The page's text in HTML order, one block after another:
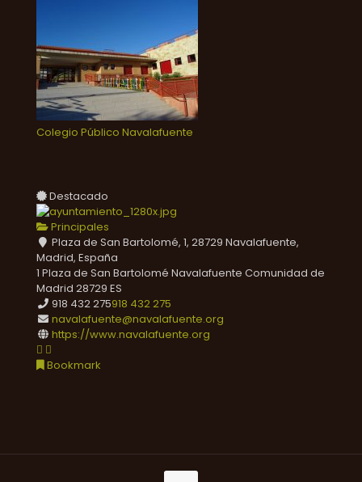
Colegio Público Navalafuente
Destacado
Principales
Plaza de San Bartolomé, 1, 28729 Navalafuente,
Madrid, España
1 Plaza de San Bartolomé Navalafuente Comunidad de
Madrid 28729 ES
918 432 275918 432 275
navalafuente@navalafuente.org
https://www.navalafuente.org
Bookmark